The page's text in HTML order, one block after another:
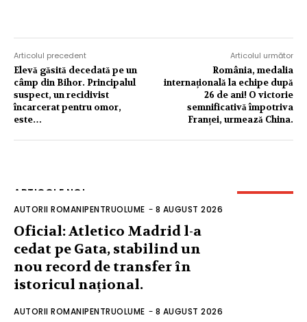
Articolul precedent
Elevă găsită decedată pe un
câmp din Bihor. Principalul
suspect, un recidivist
încarcerat pentru omor,
este…
Articolul următor
România, medalia
internațională la echipe după
26 de ani! O victorie
semnificativă împotriva
Franței, urmează China.
ARTICOLE NOI
AUTORII ROMANIPENTRUOLUME - 8 AUGUST 2026
Oficial: Atletico Madrid l-a
cedat pe Gata, stabilind un
nou record de transfer în
istoricul național.
AUTORII ROMANIPENTRUOLUME - 8 AUGUST 2026